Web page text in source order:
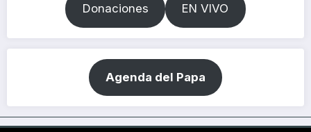
Donaciones EN VIVO
Agenda del Papa